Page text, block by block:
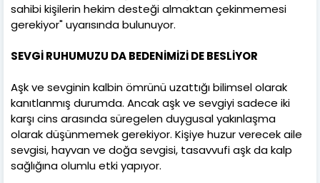
sahibi kişilerin hekim desteği almaktan çekinmemesi
gerekiyor" uyarısında bulunuyor.
SEVGİ RUHUMUZU DA BEDENİMİZİ DE BESLİYOR
Aşk ve sevginin kalbin ömrünü uzattığı bilimsel olarak
kanıtlanmış durumda. Ancak aşk ve sevgiyi sadece iki
karşı cins arasında süregelen duygusal yakınlaşma
olarak düşünmemek gerekiyor. Kişiye huzur verecek aile
sevgisi, hayvan ve doğa sevgisi, tasavvufi aşk da kalp
sağlığına olumlu etki yapıyor.